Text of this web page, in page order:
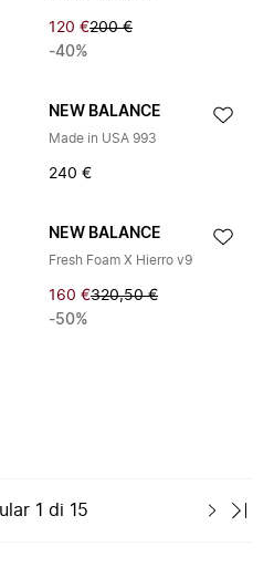
120 €200 €
-40%
NEW BALANCE
Made in USA 993
240 €
NEW BALANCE
Fresh Foam X Hierro v9
160 €320,50 €
-50%
1 di 15